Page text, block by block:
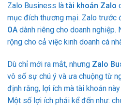
Zalo Business làtài khoản Zalo
mục đích thương mại. Zalo trước
OA dành riêng cho doanh nghiệp.
rộng cho cả việc kinh doanh cá
Dù chỉ mới ra mắt, nhưng Zalo
vô số sự chú ý và ưa chuộng từ
định rằng, lợi ích mà tài khoản
Một số lợi ích phải kể đến như: